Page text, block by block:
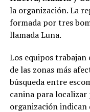
la organización. La
formada por tres
llamada Luna.
Los equipos trabajan
de las zonas más
búsqueda entre
canina para localizar
organización indican